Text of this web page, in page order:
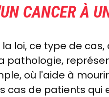
CANCER À
loi, ce type de
pathologie,
où l'aide à
cas de patients qui